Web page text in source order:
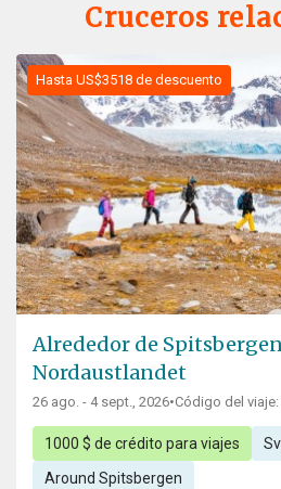
Cruceros
Hasta US$3518 de descuento
Alrededor de
Nordaustlandet
26 ago. - 4 sept., 2026•Código del viaje:
1000 $ de crédito para viajes
Around Spitsbergen